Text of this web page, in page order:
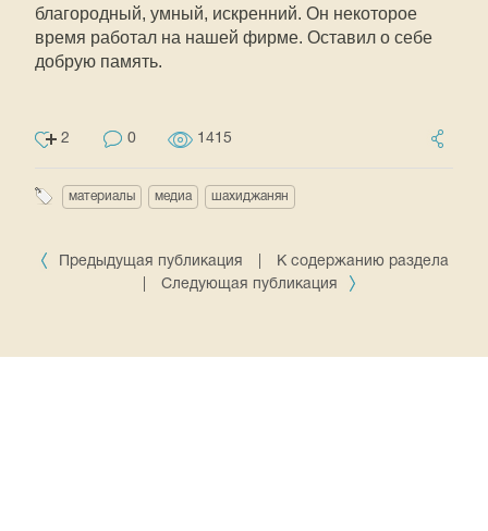
благородный, умный, искренний. Он некоторое
время работал на нашей фирме. Оставил о себе
добрую память.
2 0 1415
материалы медиа шахиджанян
Предыдущая публикация
К содержанию раздела
Следующая публикация